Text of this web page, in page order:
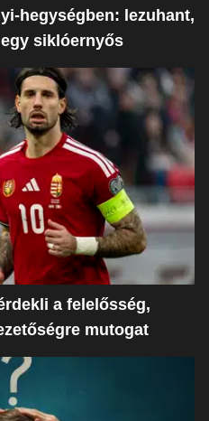
hegységben: lezuhant,
siklóernyős
a felelősség,
mutogat